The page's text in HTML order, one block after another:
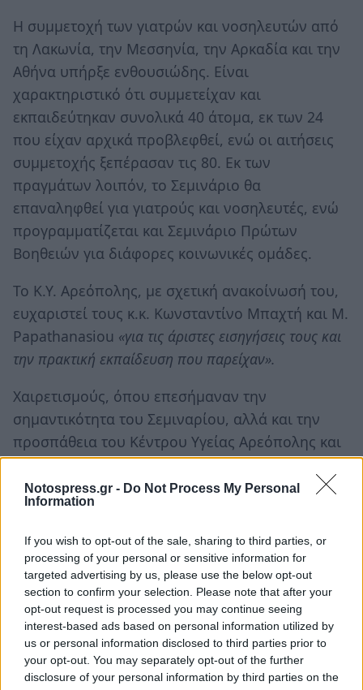
Notospress.gr - Do Not Process My Personal
Information
If you wish to opt-out of the sale, sharing to third parties, or
processing of your personal or sensitive information for
targeted advertising by us, please use the below opt-out
section to confirm your selection. Please note that after your
opt-out request is processed you may continue seeing
interest-based ads based on personal information utilized by
us or personal information disclosed to third parties prior to
your opt-out. You may separately opt-out of the further
disclosure of your personal information by third parties on the
Η συμμετοχή των γιατρών και νοσηλευτών από
τη Λακωνία, την Μεσσηνία, την Αρκαδία και την
Αθήνα υπήρξε ενθουσιώδης. Είναι
χαρακτηριστικό ότι συμμετείχαν και
εκπαιδεύτηκαν συνολικά 40 άτομα, εκ των 24
που είχαν αρχικά προβλεφθεί, ενώ οι αιτήσεις
συμμετοχής ξεπέρασαν τις 80. Εκ των
πραγμάτων λοιπόν, το Σεμινάριο θα
επαναληφθεί για γιατρούς και νοσηλευτές, ενώ
προγραμματίζεται και Σεμινάριο Πρώτων
Βοηθειών για διάφορες κοινωνικές ομάδες.
Το Κ.Υ. Αρεόπολης, με σχετική ανακοίνωσή του,
ευχαριστεί τους κ.κ. Κωνσταντίνο Μπαχτή και M.
Papathanasiou «για τις άριστες εισηγήσεις τους και
την πρακτική εκπαίδευση που παρείχαν».
Χαιρετισμούς, όπου επεσήμαναν την
σημαντικότητα του Σεμιναρίου, αλλά και την
προσπάθεια του Κέντρου Υγείας Αρεόπολης και
την συμβολή του στη Συνεχιζόμενη Ιατρική
Εκπαίδευση, απέστειλαν ο Διοικητής της 6ης Υ.
Πε., κ. Γεώργιος Γιαννόπουλος, ο Υποδιοικητής
της 6ης Υ. Πε., κ. Δημήτριος Κωστακιώτης, η
Διοικήτρια του Γενικού Νοσοκομείου Λακωνίας,
κ. Ευδοξία Παπαγεωργίου, η Πρόεδρος του
Ιατρικού Συλλόγου Λακωνίας, κ. Μαρία Τσιρώνη
και ο Δήμαρχος Ανατολικής Μάνης, κ. Πέτρος
Ανδρεάκος.